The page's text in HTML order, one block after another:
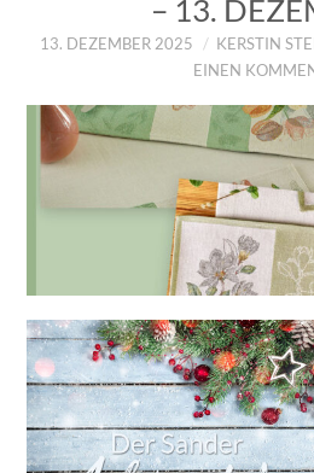
– 13.
13. DEZEMBER 2025 KERSTIN
EINEN